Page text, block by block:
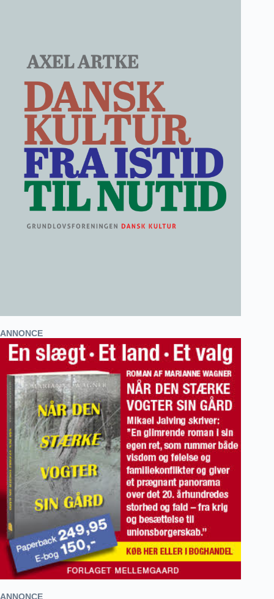
ANNONCE
ANNONCE